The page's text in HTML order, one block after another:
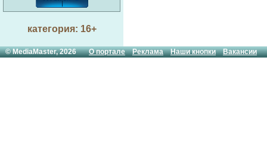
категория: 16+
© MediaMaster, 2026О портале Реклама Наши кнопки Вакансии